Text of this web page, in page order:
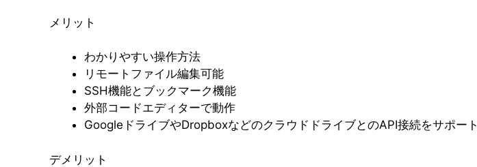
メリット
わかりやすい操作方法
リモートファイル編集可能
SSH機能とブックマーク機能
外部コードエディターで動作
GoogleドライブやDropboxなどのクラウドドライブとのAPI接続をサポート
デメリット